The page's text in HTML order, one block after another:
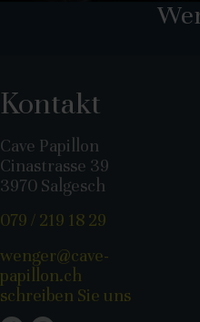
Kontakt
Cave Papillon
Cinastrasse 39
3970 Salgesch
079 / 219 18 29
wenger@cave-
papillon.ch
schreiben Sie uns